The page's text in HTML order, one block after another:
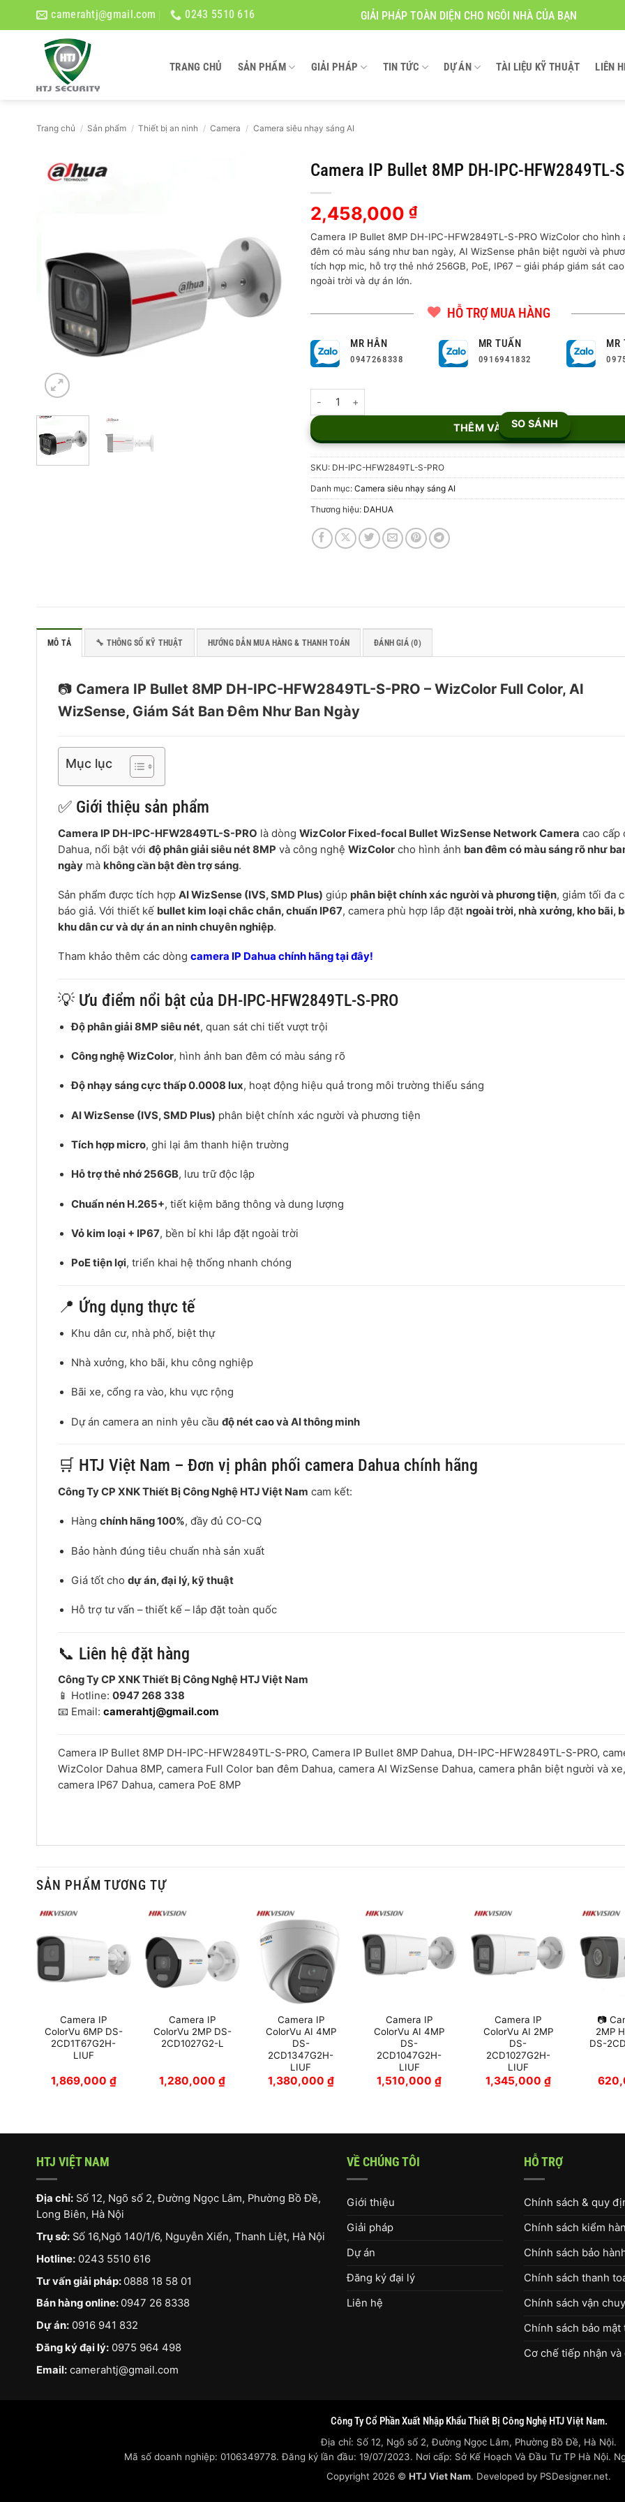
camerahtj@gmail.com 0243 5510 616 GIẢI PHÁP TOÀN DIỆN CHO NGÔI NHÀ CỦA BẠN
TRANG CHỦ SẢN PHẨM GIẢI PHÁP TIN TỨC DỰ ÁN TÀI LIỆU KỸ THUẬT LIÊN
Trang chủ / Sản phẩm / Thiết bị an ninh / Camera / Camera siêu nhạy sáng AI
Camera IP Bullet 8MP DH-IPC-HFW2849TL-
2,458,000₫
Camera IP Bullet 8MP DH-IPC-HFW2849TL-S-PRO WizColor cho hình
đêm có màu sáng như ban ngày, AI WizSense phân biệt người và
tích hợp mic, hỗ trợ thẻ nhớ 256GB, PoE, IP67 – giải pháp giám sát
ngoài trời và dự án lớn.
HỖ TRỢ MUA HÀNG
MR HÂN
0947268338
MR TUẤN
0916941832
MR
Camera IP Bullet 8MP DH-IPC-HFW2849TL-S-PRO số lượng
THÊM VÀO GIỎSO SÁNH
SKU: DH-IPC-HFW2849TL-S-PRO
Danh mục:Camera siêu nhạy sáng AI
Thương hiệu: DAHUA
MÔ TẢ 🔧 THÔNG SỐ KỸ THUẬT HƯỚNG DẪN MUA HÀNG & THANH TOÁN ĐÁNH GIÁ (0)
📷 Camera IP Bullet 8MP DH-IPC-HFW2849TL-S-PRO – WizColor Full Color, AI
WizSense, Giám Sát Ban Đêm Như Ban Ngày
Mục lục
✅ Giới thiệu sản phẩm
Camera IP DH-IPC-HFW2849TL-S-PRO là dòng WizColor Fixed-focal Bullet WizSense Network Camera cao cấp
Dahua, nổi bật với độ phân giải siêu nét 8MP và công nghệ WizColor cho hình ảnh ban đêm có màu sáng rõ như
ngày mà không cần bật đèn trợ sáng.
Sản phẩm được tích hợp AI WizSense (IVS, SMD Plus) giúp phân biệt chính xác người và phương tiện, giảm tối đa
báo giả. Với thiết kế bullet kim loại chắc chắn, chuẩn IP67, camera phù hợp lắp đặt ngoài trời, nhà xưởng, kho bãi,
khu dân cư và dự án an ninh chuyên nghiệp.
Tham khảo thêm các dòng camera IP Dahua chính hãng tại đây!
💡 Ưu điểm nổi bật của DH-IPC-HFW2849TL-S-PRO
Độ phân giải 8MP siêu nét, quan sát chi tiết vượt trội
Công nghệ WizColor, hình ảnh ban đêm có màu sáng rõ
Độ nhạy sáng cực thấp 0.0008 lux, hoạt động hiệu quả trong môi trường thiếu sáng
AI WizSense (IVS, SMD Plus) phân biệt chính xác người và phương tiện
Tích hợp micro, ghi lại âm thanh hiện trường
Hỗ trợ thẻ nhớ 256GB, lưu trữ độc lập
Chuẩn nén H.265+, tiết kiệm băng thông và dung lượng
Vỏ kim loại + IP67, bền bỉ khi lắp đặt ngoài trời
PoE tiện lợi, triển khai hệ thống nhanh chóng
📍 Ứng dụng thực tế
Khu dân cư, nhà phố, biệt thự
Nhà xưởng, kho bãi, khu công nghiệp
Bãi xe, cổng ra vào, khu vực rộng
Dự án camera an ninh yêu cầuđộ nét cao và AI thông minh
🛒 HTJ Việt Nam – Đơn vị phân phối camera Dahua chính hãng
Công Ty CP XNK Thiết Bị Công Nghệ HTJ Việt Nam cam kết:
Hàngchính hãng 100%, đầy đủ CO-CQ
Bảo hành đúng tiêu chuẩn nhà sản xuất
Giá tốt chodự án, đại lý, kỹ thuật
Hỗ trợ tư vấn – thiết kế – lắp đặt toàn quốc
📞 Liên hệ đặt hàng
Công Ty CP XNK Thiết Bị Công Nghệ HTJ Việt Nam
📱 Hotline: 0947 268 338
📧 Email: camerahtj@gmail.com
Camera IP Bullet 8MP DH-IPC-HFW2849TL-S-PRO, Camera IP Bullet 8MP Dahua, DH-IPC-HFW2849TL-S-PRO,
WizColor Dahua 8MP, camera Full Color ban đêm Dahua, camera AI WizSense Dahua, camera phân biệt người và xe,
camera IP67 Dahua, camera PoE 8MP
SẢN PHẨM TƯƠNG TỰ
Camera IP
ColorVu 6MP DS-
2CD1T67G2H-
LIUF
1,869,000 ₫
Camera IP
ColorVu 2MP DS-
2CD1027G2-L
1,280,000₫
Camera IP
ColorVu AI 4MP
DS-
2CD1347G2H-
LIUF
1,380,000 ₫
Camera IP
ColorVu AI 4MP
DS-
2CD1047G2H-
LIUF
1,510,000₫
Camera IP
ColorVu AI 2MP
DS-
2CD1027G2H-
LIUF
1,345,000 ₫
📷
2MP
DS-
HTJ VIỆT NAM
Địa chỉ: Số 12, Ngõ số 2, Đường Ngọc Lâm, Phường Bồ Đề,
Long Biên, Hà Nội
Trụ sở: Số 16,Ngõ 140/1/6, Nguyễn Xiển, Thanh Liệt, Hà Nội
Hotline: 0243 5510 616
Tư vấn giải pháp: 0888 18 58 01
Bán hàng online: 0947 26 8338
Dự án: 0916 941 832
Đăng ký đại lý: 0975 964 498
Email: camerahtj@gmail.com
VỀ CHÚNG TÔI
Giới thiệu
Giải pháp
Dự án
Đăng ký đại lý
Liên hệ
HỖ TRỢ
Chính sách & quy
Chính sách kiểm
Chính sách bảo
Chính sách thanh
Chính sách vận
Chính sách bảo mật
Cơ chế tiếp nhận
Công Ty Cổ Phần Xuất Nhập Khẩu Thiết Bị Công Nghệ HTJ Việt Nam.
Địa chỉ: Số 12, Ngõ số 2, Đường Ngọc Lâm, Phường Bồ Đề, Hà Nội.
Mã số doanh nghiệp: 0106349778. Đăng ký lần đầu: 19/07/2023. Nơi cấp: Sở Kế Hoạch Và Đầu Tư TP Hà Nội.
Copyright 2026 © HTJ Viet Nam. Developed by PSDesigner.net.